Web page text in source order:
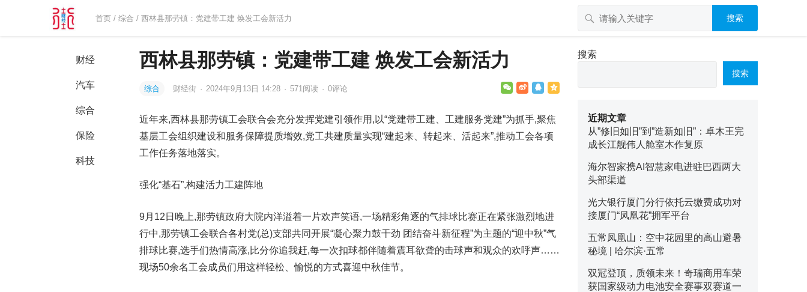
首页 /综合 / 西林县那劳镇：党建带工建 焕发工会新活力 搜索
财经
汽车
综合
保险
科技
西林县那劳镇：党建带工建 焕发工会新活力
综合 财经街 · 2024年9月13日 14:28 · 571阅读 · 0评论
近年来,西林县那劳镇工会联合会充分发挥党建引领作用,以“党建带工建、工建服务党建”为抓手,聚焦
基层工会组织建设和服务保障提质增效,党工共建质量实现“建起来、转起来、活起来”,推动工会各项
工作任务落地落实。
强化“基石”,构建活力工建阵地
9月12日晚上,那劳镇政府大院内洋溢着一片欢声笑语,一场精彩角逐的气排球比赛正在紧张激烈地进
行中,那劳镇工会联合各村党(总)支部共同开展“凝心聚力鼓干劲 团结奋斗新征程”为主题的“迎中秋”气
排球比赛,选手们热情高涨,比分你追我赶,每一次扣球都伴随着震耳欲聋的击球声和观众的欢呼声……
现场50余名工会成员们用这样轻松、愉悦的方式喜迎中秋佳节。
搜索
搜索
近期文章
从”修旧如旧”到”造新如旧”：卓木王完
成长江舰伟人舱室木作复原
海尔智家携AI智慧家电进驻巴西两大
头部渠道
光大银行厦门分行依托云缴费成功对
接厦门“凤凰花”拥军平台
五常凤凰山：空中花园里的高山避暑
秘境 | 哈尔滨·五常
双冠登顶，质领未来！奇瑞商用车荣
获国家级动力电池安全赛事双赛道一